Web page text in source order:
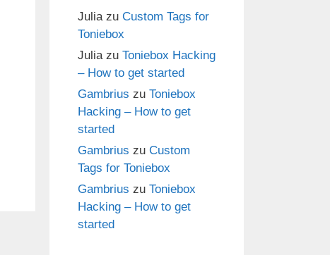
Juliazu Custom Tags for
Toniebox
Juliazu Toniebox Hacking
– How to get started
Gambrius zu Toniebox
Hacking – How to get
started
Gambrius zu Custom
Tags for Toniebox
Gambrius zu Toniebox
Hacking – How to get
started